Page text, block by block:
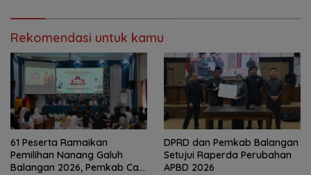
Rekomendasi untuk kamu
61 Peserta Ramaikan
Pemilihan Nanang Galuh
Balangan 2026, Pemkab Cari
DPRD dan Pemkab Balangan
Setujui Raperda Perubahan
APBD 2026